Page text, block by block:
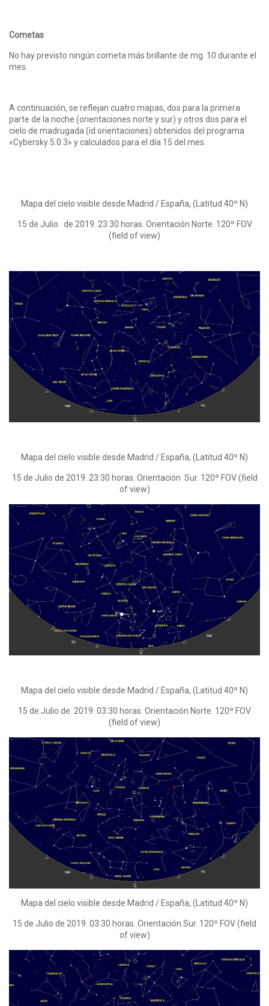
Cometas
No hay previsto ningún cometa más brillante de mg. 10 durante el
mes.
A continuación, se reflejan cuatro mapas, dos para la primera
parte de la noche (orientaciones norte y sur) y otros dos para el
cielo de madrugada (id orientaciones) obtenidos del programa
«Cybersky 5.0.3» y calculados para el día 15 del mes.
Mapa del cielo visible desde Madrid / España, (Latitud 40º N)
15 de Julio de 2019. 23:30 horas. Orientación Norte. 120º FOV
(field of view)
Mapa del cielo visible desde Madrid / España, (Latitud 40º N)
15 de Julio de 2019. 23:30 horas. Orientación Sur. 120º FOV (field
of view)
Mapa del cielo visible desde Madrid / España, (Latitud 40º N)
15 de Julio de 2019. 03:30 horas. Orientación Norte. 120º FOV
(field of view)
Mapa del cielo visible desde Madrid / España, (Latitud 40º N)
15 de Julio de 2019. 03:30 horas. Orientación Sur. 120º FOV (field
of view)